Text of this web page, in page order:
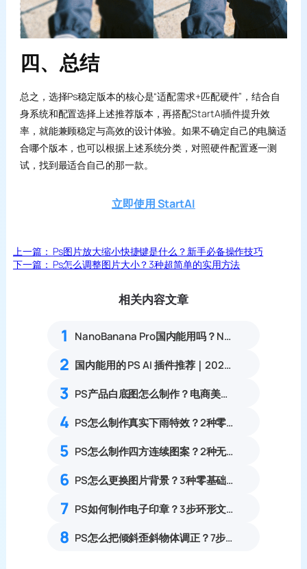
四、总结
总之，选择Ps稳定版本的核心是“适配需求+匹配硬件”，结合自
身系统和配置选择上述推荐版本，再搭配StartAI插件提升效
率，就能兼顾稳定与高效的设计体验。如果不确定自己的电脑适
合哪个版本，也可以根据上述系统分类，对照硬件配置逐一测
试，找到最适合自己的那一款。
立即使用 StartAI
上一篇： Ps图片放大缩小快捷键是什么？新手必备操作技巧
下一篇： Ps怎么调整图片大小？3种超简单的实用方法
相关内容文章
1 NanoBanana Pro国内能用吗？Nano banana使用教程
2 国内能用的 PS AI 插件推荐｜2026 4款AI插件最新实测
3 PS产品白底图怎么制作？电商美工6步流程
4 PS怎么制作真实下雨特效？2种零基础雨水氛围感修图教程
5 PS怎么制作四方连续图案？2种无缝拼接印花纹样实操教程
6 PS怎么更换图片背景？3种零基础无痕替换图片背景实操教程
7 PS如何制作电子印章？3步环形文字印章设计完整步骤
8 PS怎么把倾斜歪斜物体调正？7步透视变形矫正倾斜物体实操教程